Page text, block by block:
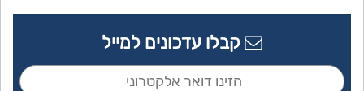
קבלו עדכונים למייל